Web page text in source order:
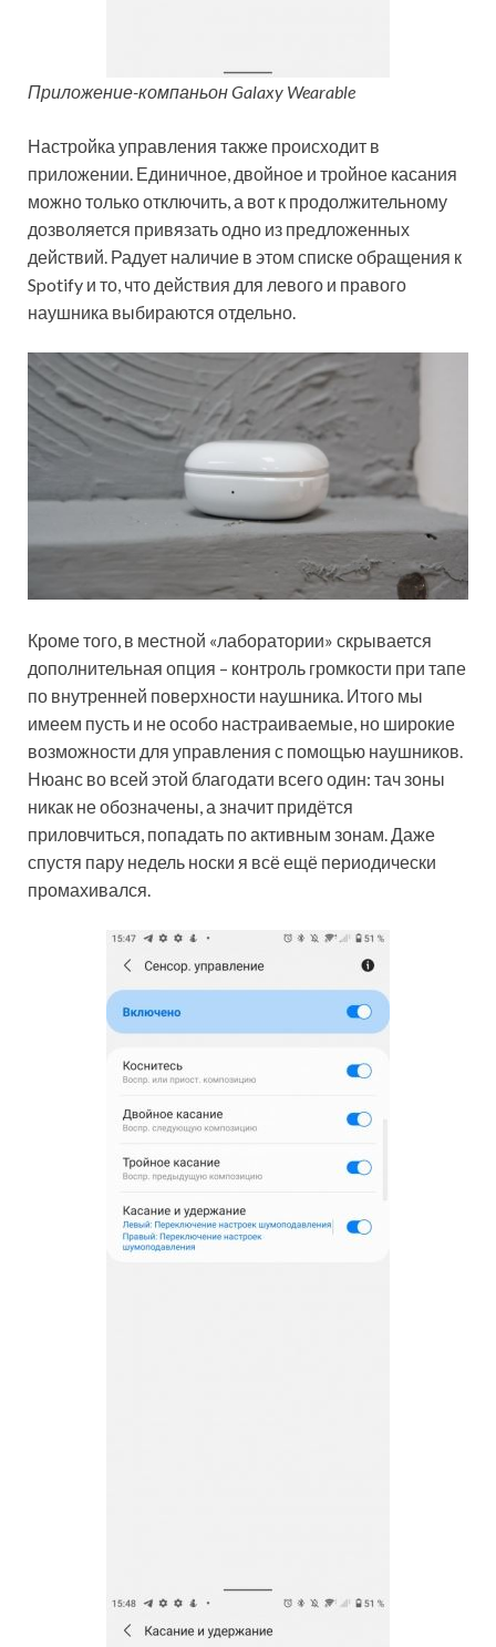
Приложение-компаньон Galaxy Wearable
Настройка управления также происходит в
приложении. Единичное, двойное и тройное касания
можно только отключить, а вот к продолжительному
дозволяется привязать одно из предложенных
действий. Радует наличие в этом списке обращения к
Spotify и то, что действия для левого и правого
наушника выбираются отдельно.
Кроме того, в местной «лаборатории» скрывается
дополнительная опция – контроль громкости при тапе
по внутренней поверхности наушника. Итого мы
имеем пусть и не особо настраиваемые, но широкие
возможности для управления с помощью наушников.
Нюанс во всей этой благодати всего один: тач зоны
никак не обозначены, а значит придётся
приловчиться, попадать по активным зонам. Даже
спустя пару недель носки я всё ещё периодически
промахивался.